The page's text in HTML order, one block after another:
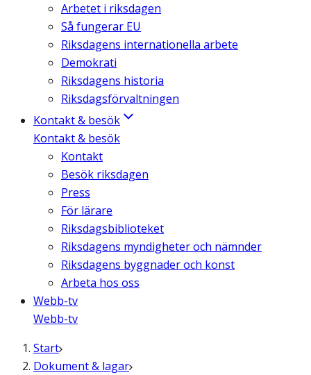
Arbetet i riksdagen
Så fungerar EU
Riksdagens internationella arbete
Demokrati
Riksdagens historia
Riksdagsförvaltningen
Kontakt & besök
Kontakt & besök
Kontakt
Besök riksdagen
Press
För lärare
Riksdagsbiblioteket
Riksdagens myndigheter och nämnder
Riksdagens byggnader och konst
Arbeta hos oss
Webb-tv
Webb-tv
Start
Dokument & lagar